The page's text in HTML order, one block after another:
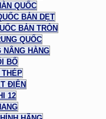
QUỐC
BẢN DẸT
BẢN TRÒN
QUỐC
NÂNG HÀNG
BỐ
ĐIỆN
12